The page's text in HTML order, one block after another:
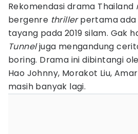
Rekomendasi drama Thailand
bergenre thrillerpertama ada
tayang pada 2019 silam. Gak
Tunneljuga mengandung
boring. Drama ini dibintangi
Hao Johnny, Morakot Liu,
masih banyak lagi.